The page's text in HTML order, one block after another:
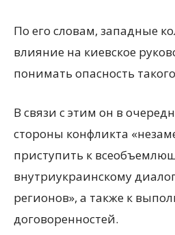
По его словам, западные
влияние на киевское
понимать опасность
В связи с этим он в
стороны конфликта
приступить к
внутриукраинскому
регионов», а также к
договоренностей.